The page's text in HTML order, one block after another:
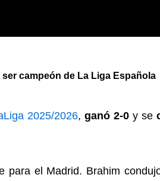
campeón de La Liga Española
2025/2026, ganó 2-0y se
para el Madrid. Brahim